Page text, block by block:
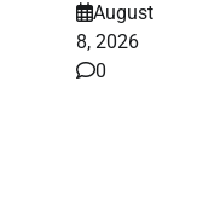
August
8, 2026
0